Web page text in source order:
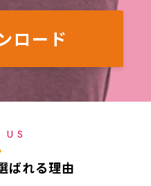
ロード
ばれる理由